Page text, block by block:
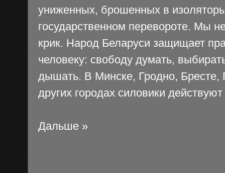
униженных, брошенных в
государственном перевороте. Мы
крик. Народ Беларуси защищает
человеку: свободу думать,
дышать. В Минске, Гродно, Бресте,
других городах силовики
Дальше »